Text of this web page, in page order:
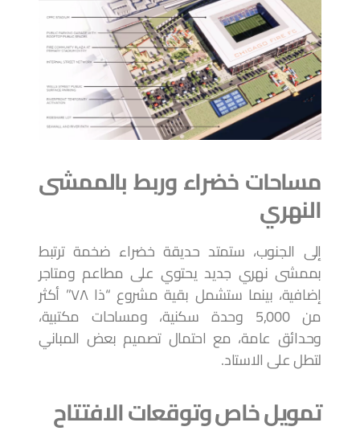
مساحات خضراء وربط بالممشى
النهري
إلى الجنوب، ستمتد حديقة خضراء ضخمة ترتبط
بممشى نهري جديد يحتوي على مطاعم ومتاجر
إضافية، بينما ستشمل بقية مشروع “ذا ٧٨” أكثر
من 5,000 وحدة سكنية، ومساحات مكتبية،
وحدائق عامة، مع احتمال تصميم بعض المباني
لتطل على الاستاد.
تمويل خاص وتوقعات الافتتاح